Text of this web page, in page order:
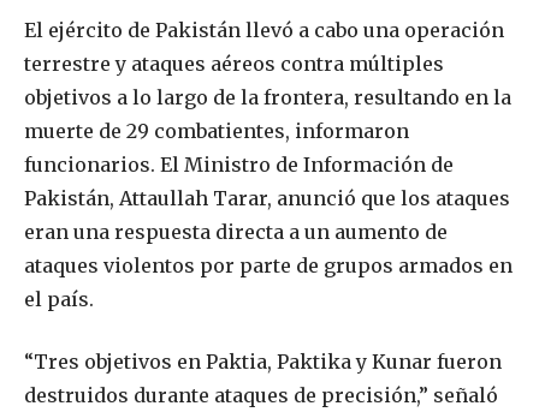
El ejército de Pakistán llevó a cabo una operación
terrestre y ataques aéreos contra múltiples
objetivos a lo largo de la frontera, resultando en la
muerte de 29 combatientes, informaron
funcionarios. El Ministro de Información de
Pakistán, Attaullah Tarar, anunció que los ataques
eran una respuesta directa a un aumento de
ataques violentos por parte de grupos armados en
el país.
“Tres objetivos en Paktia, Paktika y Kunar fueron
destruidos durante ataques de precisión,” señaló